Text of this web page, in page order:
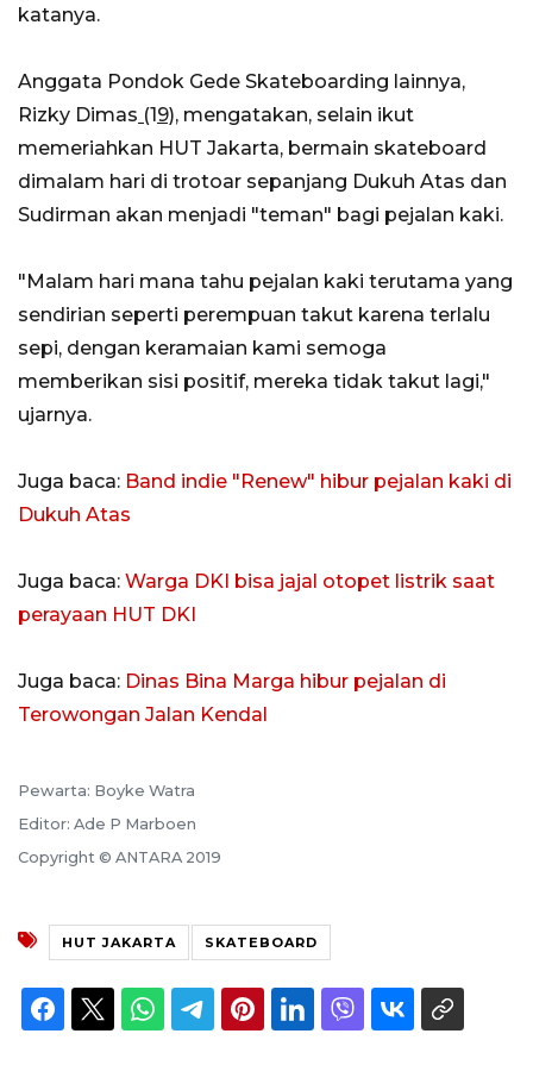
katanya.
Anggata Pondok Gede Skateboarding lainnya,
Rizky Dimas (1 9), mengatakan, selain ikut
memeriahkan HUT Jakarta, bermain skateboard
dimalam hari di trotoar sepanjang Dukuh Atas dan
Sudirman akan menjadi "teman" bagi pejalan kaki.
"Malam hari mana tahu pejalan kaki terutama yang
sendirian seperti perempuan takut karena terlalu
sepi, dengan keramaian kami semoga
memberikan sisi positif, mereka tidak takut lagi,"
ujarnya.
Juga baca: Band indie "Renew" hibur pejalan kaki di
Dukuh Atas
Juga baca: Warga DKI bisa jajal otopet listrik saat
perayaan HUT DKI
Juga baca: Dinas Bina Marga hibur pejalan di
Terowongan Jalan Kendal
Pewarta: Boyke Watra
Editor: Ade P Marboen
Copyright © ANTARA 2019
HUT JAKARTA SKATEBOARD